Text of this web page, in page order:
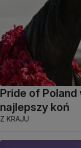
Pride of
najlepszy koń
Z KRAJU